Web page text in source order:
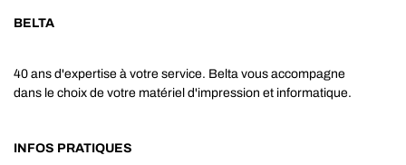
BELTA
40 ans d'expertise à votre service. Belta vous accompagne
dans le choix de votre matériel d'impression et informatique.
INFOS PRATIQUES